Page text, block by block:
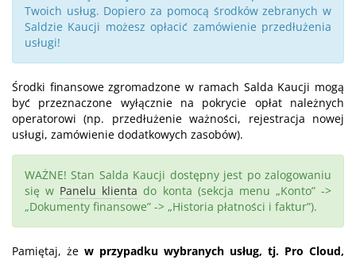
Twoich usług. Dopiero za pomocą środków zebranych w
Saldzie Kaucji możesz opłacić zamówienie przedłużenia
usługi!
Środki finansowe zgromadzone w ramach Salda Kaucji mogą
być przeznaczone wyłącznie na pokrycie opłat należnych
operatorowi (np. przedłużenie ważności, rejestracja nowej
usługi, zamówienie dodatkowych zasobów).
WAŻNE! Stan Salda Kaucji dostępny jest po zalogowaniu
się w Panelu klienta do konta (sekcja menu „Konto” ->
„Dokumenty finansowe” -> „Historia płatności i faktur”).
Pamiętaj, że w przypadku wybranych usług, tj. Pro Cloud,